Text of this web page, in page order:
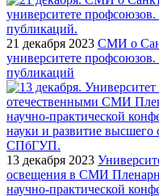
21 декабря 2023 СМИ о
университете
публикаций
13 декабря 2023
освещения в СМИ
научно-практической